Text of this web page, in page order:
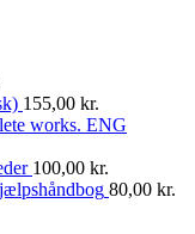
155,00 kr.
works. ENG
100,00 kr.
80,00 kr.